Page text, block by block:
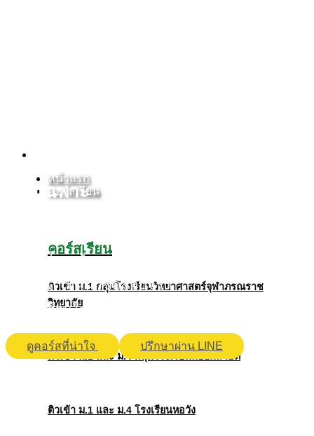
หน้าแรก
คอร์สเรียน
คอร์สเรียน
ติวเข้า ม.1 กลุ่มโรงเรียนวิทยาศาสตร์จุฬาภรณราช
วิทยาลัย
ติวเข้า ม.1 และ ม.4กลุ่มโรงเรียนมัธยมสาธิต
ติวเข้า ม.1 และ ม.4 โรงเรียนหอวัง
ติวเข้า ม.1 และ ม.4 โรงเรียนหอวัง
โดยเฉพาะ
กกฤษ,ไทย,สังคม)
เนื้อหาตามแนวข้อสอบจริง
ติวเตอร์รุ่นใหม่ไฟแรง
ดูคอร์สที่น่าใจ ปรึกษาผ่าน LINE